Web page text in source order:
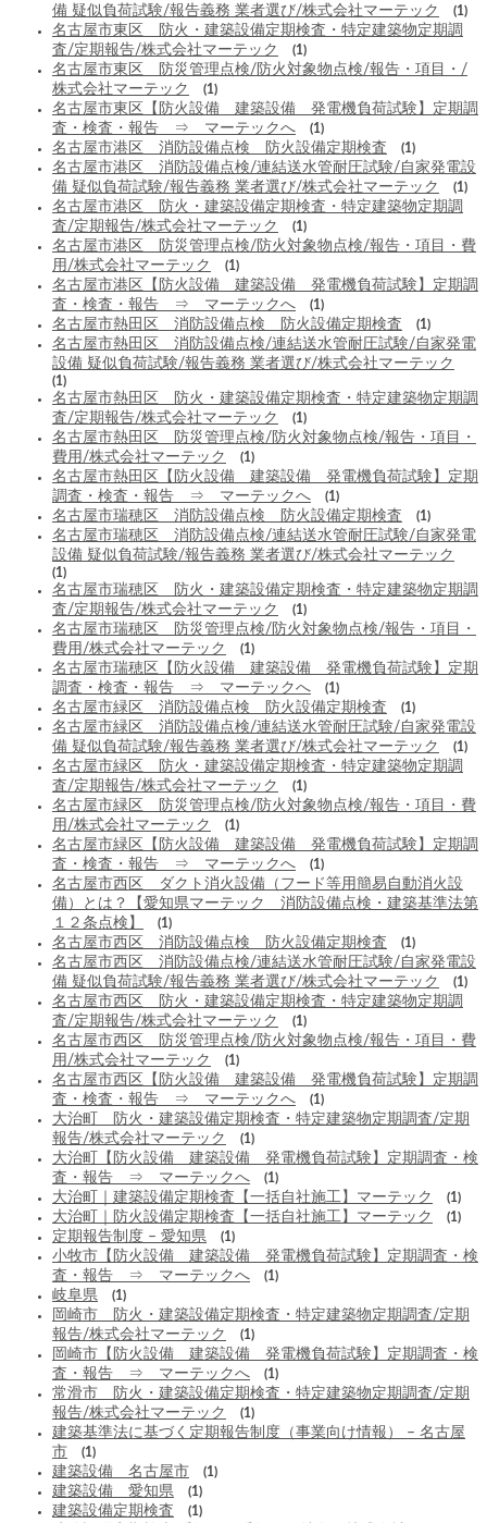
備 疑似負荷試験/報告義務 業者選び/株式会社マーテック
(1)
名古屋市東区 防火・建築設備定期検査・特定建築物定期調
査/定期報告/株式会社マーテック
(1)
名古屋市東区 防災管理点検/防火対象物点検/報告・項目・/
株式会社マーテック
(1)
名古屋市東区【防火設備 建築設備 発電機負荷試験】定期調
査・検査・報告 ⇒ マーテックへ
(1)
名古屋市港区 消防設備点検 防火設備定期検査 (1)
名古屋市港区 消防設備点検/連結送水管耐圧試験/自家発電設
備 疑似負荷試験/報告義務 業者選び/株式会社マーテック
(1)
名古屋市港区 防火・建築設備定期検査・特定建築物定期調
査/定期報告/株式会社マーテック
(1)
名古屋市港区 防災管理点検/防火対象物点検/報告・項目・費
用/株式会社マーテック
(1)
名古屋市港区【防火設備 建築設備 発電機負荷試験】定期調
査・検査・報告 ⇒ マーテックへ
(1)
名古屋市熱田区 消防設備点検 防火設備定期検査 (1)
名古屋市熱田区 消防設備点検/連結送水管耐圧試験/自家発電
設備 疑似負荷試験/報告義務 業者選び/株式会社マーテック
(1)
名古屋市熱田区 防火・建築設備定期検査・特定建築物定期調
査/定期報告/株式会社マーテック
(1)
名古屋市熱田区 防災管理点検/防火対象物点検/報告・項目・
費用/株式会社マーテック
(1)
名古屋市熱田区【防火設備 建築設備 発電機負荷試験】定期
調査・検査・報告 ⇒ マーテックへ
(1)
名古屋市瑞穂区 消防設備点検 防火設備定期検査 (1)
名古屋市瑞穂区 消防設備点検/連結送水管耐圧試験/自家発電
設備 疑似負荷試験/報告義務 業者選び/株式会社マーテック
(1)
名古屋市瑞穂区 防火・建築設備定期検査・特定建築物定期調
査/定期報告/株式会社マーテック
(1)
名古屋市瑞穂区 防災管理点検/防火対象物点検/報告・項目・
費用/株式会社マーテック
(1)
名古屋市瑞穂区【防火設備 建築設備 発電機負荷試験】定期
調査・検査・報告 ⇒ マーテックへ
(1)
名古屋市緑区 消防設備点検 防火設備定期検査 (1)
名古屋市緑区 消防設備点検/連結送水管耐圧試験/自家発電設
備 疑似負荷試験/報告義務 業者選び/株式会社マーテック
(1)
名古屋市緑区 防火・建築設備定期検査・特定建築物定期調
査/定期報告/株式会社マーテック
(1)
名古屋市緑区 防災管理点検/防火対象物点検/報告・項目・費
用/株式会社マーテック
(1)
名古屋市緑区【防火設備 建築設備 発電機負荷試験】定期調
査・検査・報告 ⇒ マーテックへ
(1)
名古屋市西区 ダクト消火設備（フード等用簡易自動消火設
備）とは？【愛知県マーテック 消防設備点検・建築基準法第
１２条点検】
(1)
名古屋市西区 消防設備点検 防火設備定期検査 (1)
名古屋市西区 消防設備点検/連結送水管耐圧試験/自家発電設
備 疑似負荷試験/報告義務 業者選び/株式会社マーテック
(1)
名古屋市西区 防火・建築設備定期検査・特定建築物定期調
査/定期報告/株式会社マーテック
(1)
名古屋市西区 防災管理点検/防火対象物点検/報告・項目・費
用/株式会社マーテック
(1)
名古屋市西区【防火設備 建築設備 発電機負荷試験】定期調
査・検査・報告 ⇒ マーテックへ
(1)
大治町 防火・建築設備定期検査・特定建築物定期調査/定期
報告/株式会社マーテック
(1)
大治町【防火設備 建築設備 発電機負荷試験】定期調査・検
査・報告 ⇒ マーテックへ
(1)
大治町｜建築設備定期検査【一括自社施工】マーテック (1)
大治町｜防火設備定期検査【一括自社施工】マーテック (1)
定期報告制度 – 愛知県 (1)
小牧市【防火設備 建築設備 発電機負荷試験】定期調査・検
査・報告 ⇒ マーテックへ
(1)
岐阜県 (1)
岡崎市 防火・建築設備定期検査・特定建築物定期調査/定期
報告/株式会社マーテック
(1)
岡崎市【防火設備 建築設備 発電機負荷試験】定期調査・検
査・報告 ⇒ マーテックへ
(1)
常滑市 防火・建築設備定期検査・特定建築物定期調査/定期
報告/株式会社マーテック
(1)
建築基準法に基づく定期報告制度（事業向け情報） – 名古屋
市
(1)
建築設備 名古屋市 (1)
建築設備 愛知県 (1)
建築設備定期検査 (1)